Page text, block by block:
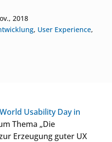
2018
, User Experience,
World Usability Day in
Thema „Die
Erzeugung guter UX